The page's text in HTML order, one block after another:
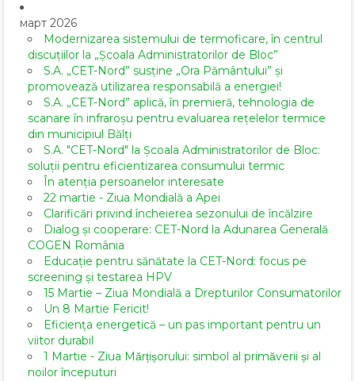
март 2026
Modernizarea sistemului de termoficare, în centrul
discuțiilor la „Școala Administratorilor de Bloc”
S.A. „CET-Nord” susține „Ora Pământului” și
promovează utilizarea responsabilă a energiei!
S.A. „CET-Nord” aplică, în premieră, tehnologia de
scanare în infraroșu pentru evaluarea rețelelor termice
din municipiul Bălți
S.A. "CET-Nord" la Școala Administratorilor de Bloc:
soluții pentru eficientizarea consumului termic
În atenția persoanelor interesate
22 martie - Ziua Mondială a Apei
Clarificări privind încheierea sezonului de încălzire
Dialog și cooperare: CET-Nord la Adunarea Generală
COGEN România
Educație pentru sănătate la CET-Nord: focus pe
screening și testarea HPV
15 Martie – Ziua Mondială a Drepturilor Consumatorilor
Un 8 Martie Fericit!
Eficiența energetică – un pas important pentru un
viitor durabil
1 Martie - Ziua Mărțișorului: simbol al primăverii și al
noilor începuturi